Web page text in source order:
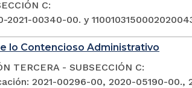
C:
2021-00340-00. y
lo Contencioso Administrativo
TERCERA - SUBSECCIÓN C:
2021-00296-00, 2020-05190-